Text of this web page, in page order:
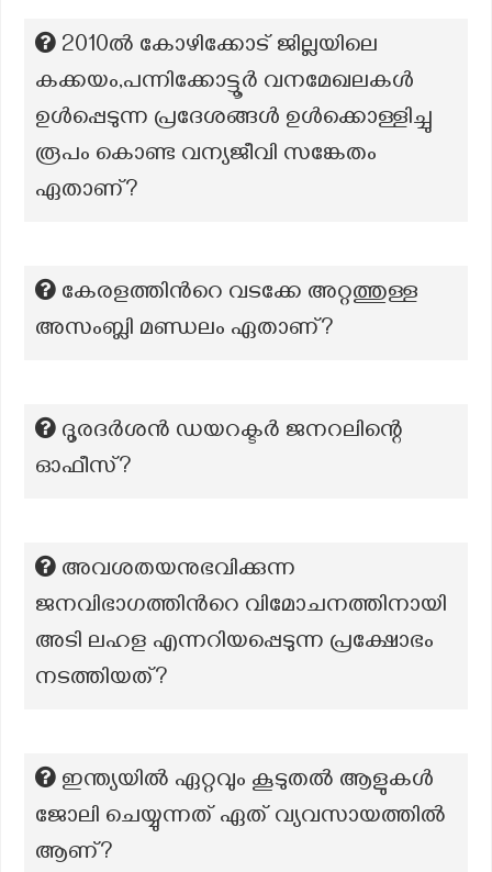
2010ൽ കോഴിക്കോട് ജില്ലയിലെ
കക്കയം,പന്നിക്കോട്ടൂർ വനമേഖലകൾ
ഉൾപ്പെടുന്ന പ്രദേശങ്ങൾ ഉൾക്കൊള്ളിച്ചു
രൂപം കൊണ്ട വന്യജീവി സങ്കേതം
ഏതാണ്?
കേരളത്തിന്‍റെ വടക്കേ അറ്റത്തുള്ള
അസംബ്ലി മണ്ഡലം ഏതാണ്?
ദൂരദർശൻ ഡയറക്ടർ ജനറലിന്റെ
ഓഫീസ്?
അവശതയനുഭവിക്കുന്ന
ജനവിഭാഗത്തിന്‍റെ വിമോചനത്തിനായി
അടി ലഹള എന്നറിയപ്പെടുന്ന പ്രക്ഷോഭം
നടത്തിയത്?
ഇന്ത്യയിൽ ഏറ്റവും കൂടുതൽ ആളുകൾ
ജോലി ചെയ്യുന്നത് ഏത് വ്യവസായത്തിൽ
ആണ്?